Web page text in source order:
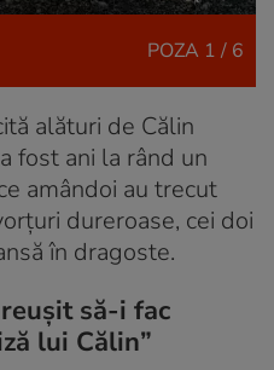
POZA 1 / 6
alături de Călin
fost ani la rând un
amândoi au trecut
dureroase, cei doi
în dragoste.
să-i fac
lui Călin”